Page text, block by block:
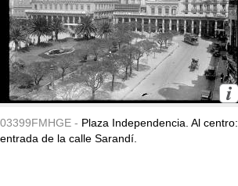
03399FMHGE - Plaza Independencia. Al centro:
entrada de la calle Sarandí.